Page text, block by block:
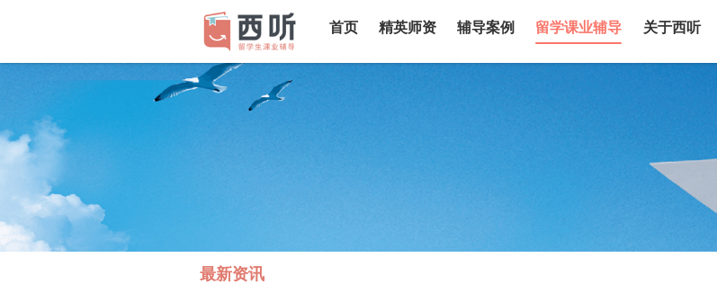
首页 精英师资 辅导案例 留学课业辅导 关于西听
最新资讯